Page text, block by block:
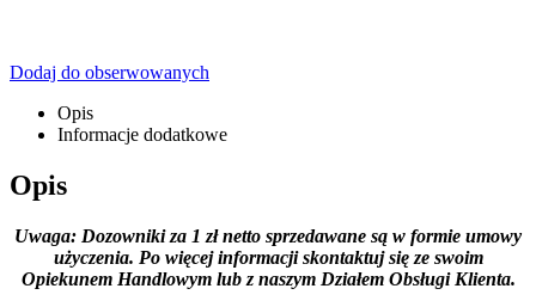
Dodaj do obserwowanych
Opis
Informacje dodatkowe
Opis
Uwaga: Dozowniki za 1 zł netto sprzedawane są w formie umowy
użyczenia. Po więcej informacji skontaktuj się ze swoim
Opiekunem Handlowym lub z naszym Działem Obsługi Klienta.